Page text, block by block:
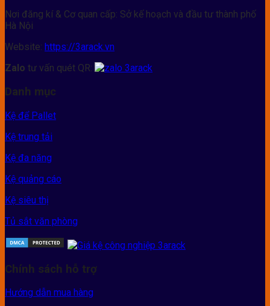
Nơi đăng kí & Cơ quan cấp: Sở kế hoạch và đầu tư thành phố
Hà Nội
Website: https://3arack.vn
Zalo tư vấn quét QR:
Danh mục
Kệ để Pallet
Kệ trung tải
Kệ đa năng
Kệ quảng cáo
Kệ siêu thị
Tủ sắt văn phòng
Chính sách hỗ trợ
Hướng dẫn mua hàng